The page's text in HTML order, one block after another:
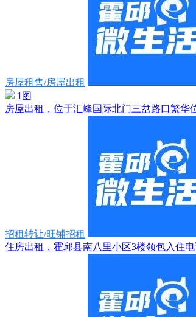
房屋租售/房屋出租
1图
房屋出租，位于汇峰国际北门三岔路口繁华
招租转让/旺铺招租
住房出租，霍邱县南八里小区3楼领包入住